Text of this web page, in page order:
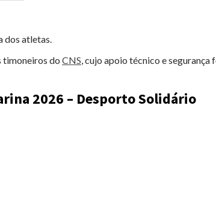
dos atletas.
timoneiros do CNS, cujo apoio técnico e segurança
2026 – Desporto Solidário